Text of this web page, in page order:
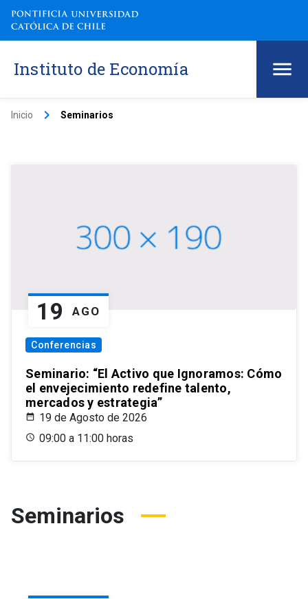
Instituto de Economía
Inicio keyboard_arrow_right Seminarios
19 AGO
Conferencias
Seminario: “El Activo que Ignoramos: Cómo
el envejecimiento redefine talento,
mercados y estrategia”
19 de Agosto de 2026
09:00 a 11:00 horas
Seminarios